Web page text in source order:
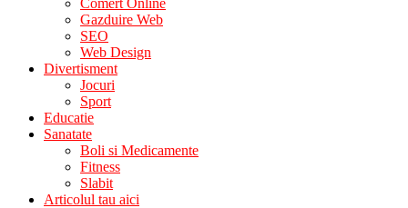
Comert Online
Gazduire Web
SEO
Web Design
Divertisment
Jocuri
Sport
Educatie
Sanatate
Boli si Medicamente
Fitness
Slabit
Articolul tau aici